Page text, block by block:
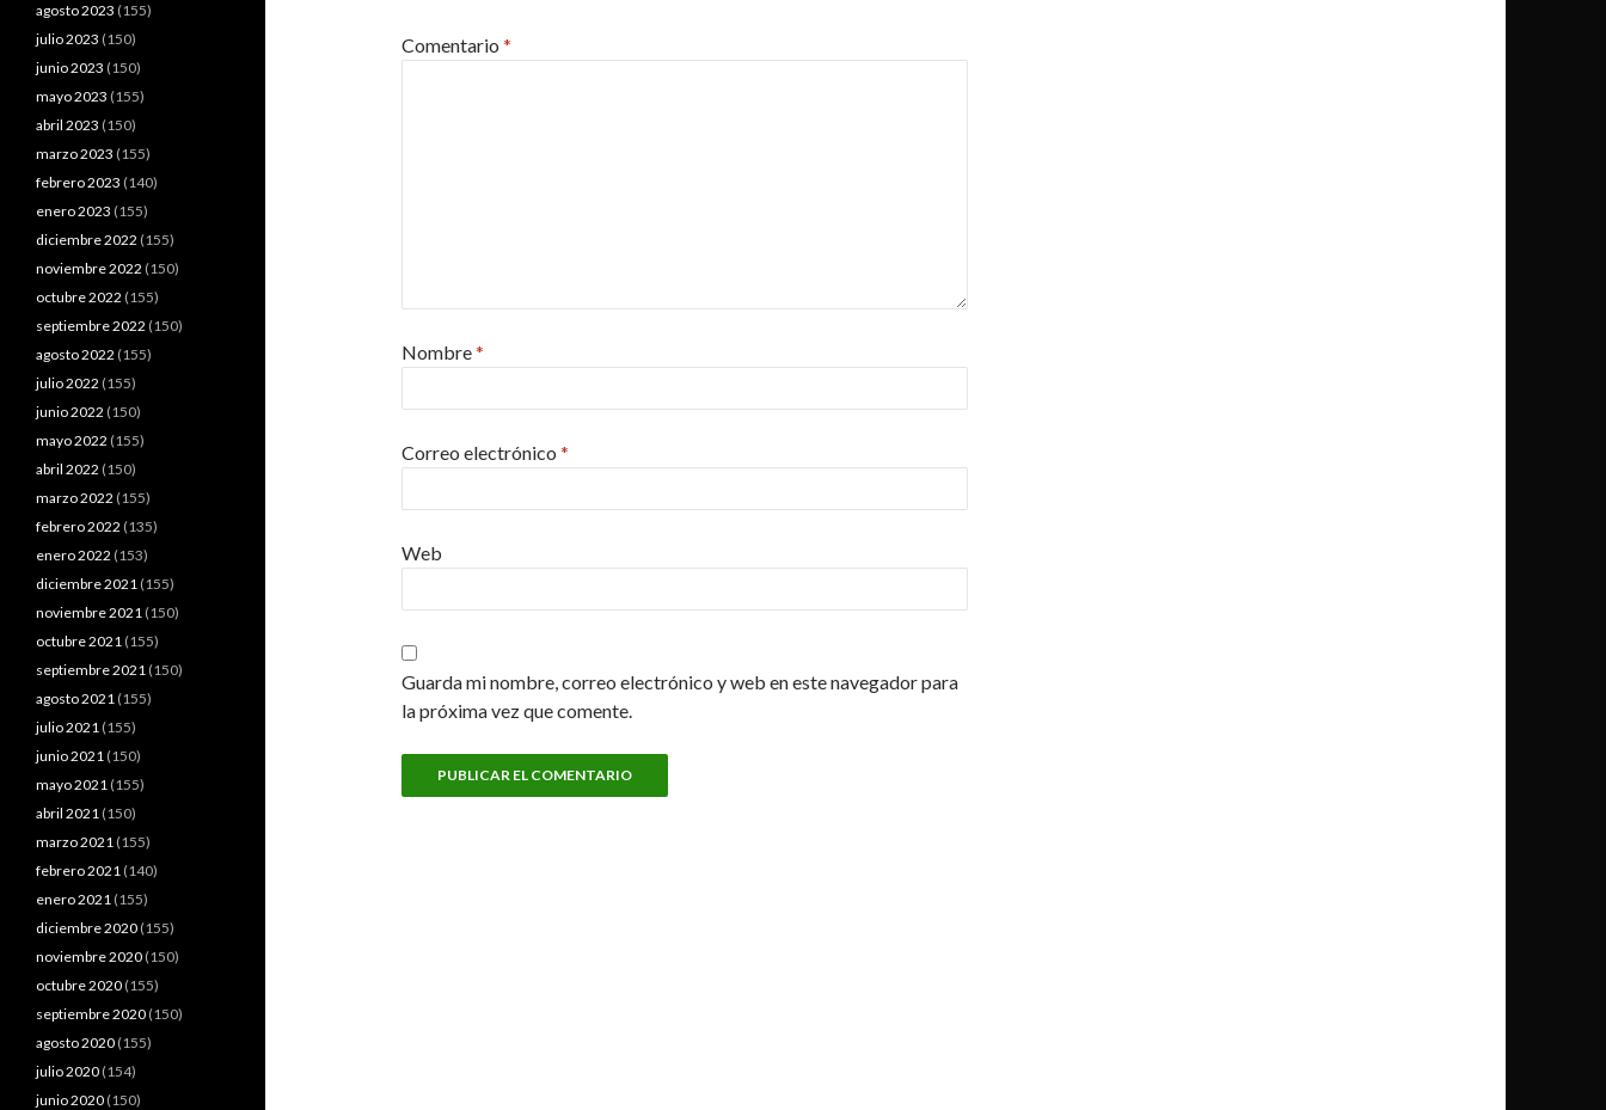
Comentario *
Nombre*
Correo electrónico *
Web
Guarda mi nombre, correo electrónico y web en este navegador para
la próxima vez que comente.
agosto 2023 (155)
julio 2023 (150)
junio 2023 (150)
mayo 2023 (155)
abril 2023 (150)
marzo 2023 (155)
febrero 2023 (140)
enero 2023 (155)
diciembre 2022 (155)
noviembre 2022 (150)
octubre 2022 (155)
septiembre 2022 (150)
agosto 2022 (155)
julio 2022 (155)
junio 2022 (150)
mayo 2022 (155)
abril 2022 (150)
marzo 2022 (155)
febrero 2022 (135)
enero 2022 (153)
diciembre 2021 (155)
noviembre 2021 (150)
octubre 2021 (155)
septiembre 2021 (150)
agosto 2021 (155)
julio 2021 (155)
junio 2021 (150)
mayo 2021 (155)
abril 2021 (150)
marzo 2021 (155)
febrero 2021 (140)
enero 2021 (155)
diciembre 2020 (155)
noviembre 2020 (150)
octubre 2020 (155)
septiembre 2020 (150)
agosto 2020 (155)
julio 2020 (154)
junio 2020 (150)